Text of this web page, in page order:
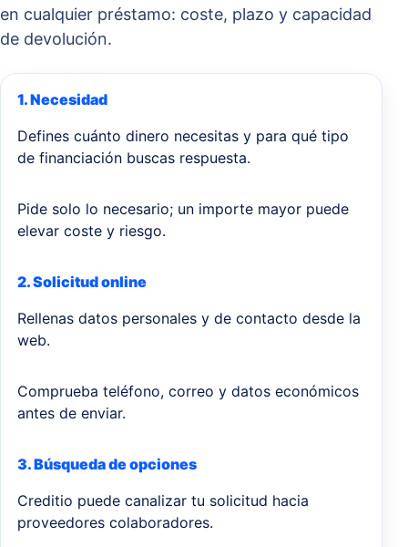
en cualquier préstamo: coste, plazo y capacidad
de devolución.
1. Necesidad
Defines cuánto dinero necesitas y para qué tipo
de financiación buscas respuesta.
Pide solo lo necesario; un importe mayor puede
elevar coste y riesgo.
2. Solicitud online
Rellenas datos personales y de contacto desde la
web.
Comprueba teléfono, correo y datos económicos
antes de enviar.
3. Búsqueda de opciones
Creditio puede canalizar tu solicitud hacia
proveedores colaboradores.